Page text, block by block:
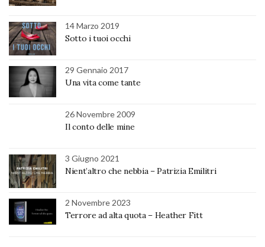
14 Marzo 2019
Sotto i tuoi occhi
29 Gennaio 2017
Una vita come tante
26 Novembre 2009
Il conto delle mine
3 Giugno 2021
Nient’altro che nebbia – Patrizia Emilitri
2 Novembre 2023
Terrore ad alta quota – Heather Fitt